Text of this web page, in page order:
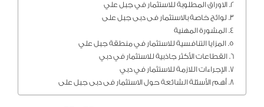
الاوراق المطلوبة للاستثمار في جبل علي
لوائح خاصة بالاستثمار فى دبى جبل على
المشورة المهنية
المزايا التنافسية للاستثمار في منطقة جبل علي
القطاعات الأكثر جاذبية للاستثمار في دبي
الإجراءات اللازمة للاستثمار في دبي
أهم الأسئلة الشائعة حول الاستثمار فى دبى جبل على